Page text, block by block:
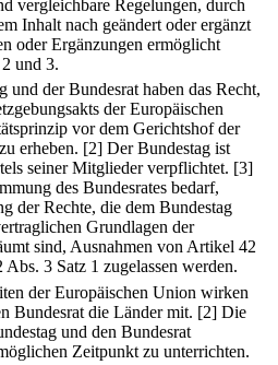
vergleichbare Regelungen, durch
Inhalt nach geändert oder ergänzt
oder Ergänzungen ermöglicht
und 3.
und der Bundesrat haben das Recht,
der Europäischen
vor dem Gerichtshof der
erheben. [2] Der Bundestag ist
seiner Mitglieder verpflichtet. [3]
des Bundesrates bedarf,
der Rechte, die dem Bundestag
Grundlagen der
sind, Ausnahmen von Artikel 42
3 Satz 1 zugelassen werden.
der Europäischen Union wirken
Bundesrat die Länder mit. [2] Die
und den Bundesrat
Zeitpunkt zu unterrichten.